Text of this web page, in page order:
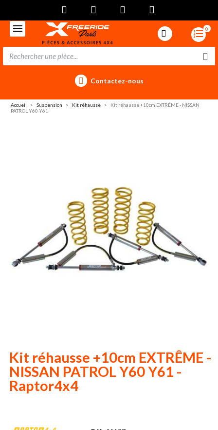
0
Contactez-nous
Accueil Suspension Kit réhausse
Kit réhausse +10cm EXTRÊME - NISSAN
PATROL Y60 Y61
Kit réhausse +10cm EXTRÊME -
NISSAN PATROL Y60 Y61 -
Raptor4x4